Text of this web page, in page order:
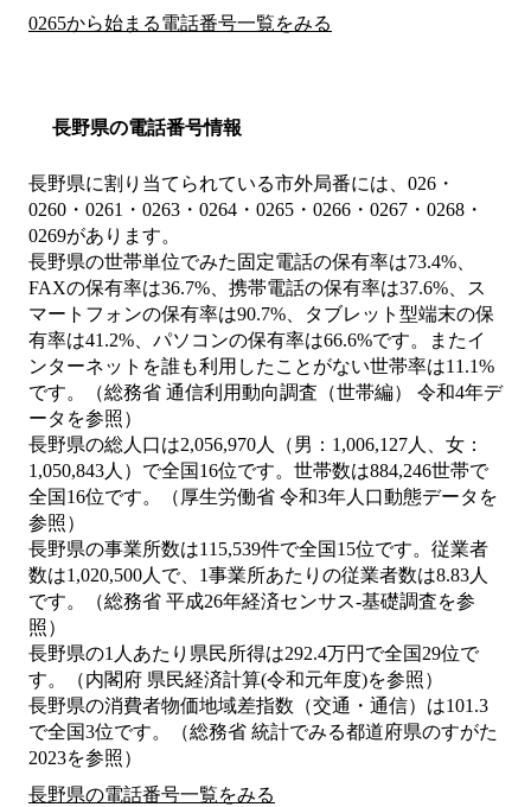
0265から始まる電話番号一覧をみる
長野県の電話番号情報
長野県に割り当てられている市外局番には、026・
0260・0261・0263・0264・0265・0266・0267・0268・
0269があります。
長野県の世帯単位でみた固定電話の保有率は73.4%、
FAXの保有率は36.7%、携帯電話の保有率は37.6%、ス
マートフォンの保有率は90.7%、タブレット型端末の保
有率は41.2%、パソコンの保有率は66.6%です。またイ
ンターネットを誰も利用したことがない世帯率は11.1%
です。（総務省 通信利用動向調査（世帯編） 令和4年デ
ータを参照）
長野県の総人口は2,056,970人（男：1,006,127人、女：
1,050,843人）で全国16位です。世帯数は884,246世帯で
全国16位です。（厚生労働省 令和3年人口動態データを
参照）
長野県の事業所数は115,539件で全国15位です。従業者
数は1,020,500人で、1事業所あたりの従業者数は8.83人
です。（総務省 平成26年経済センサス‐基礎調査を参
照）
長野県の1人あたり県民所得は292.4万円で全国29位で
す。（内閣府 県民経済計算(令和元年度)を参照）
長野県の消費者物価地域差指数（交通・通信）は101.3
で全国3位です。（総務省 統計でみる都道府県のすがた
2023を参照）
長野県の電話番号一覧をみる